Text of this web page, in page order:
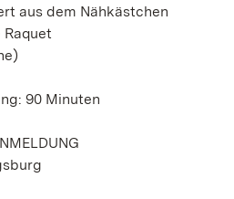
aus dem Nähkästchen
90 Minuten